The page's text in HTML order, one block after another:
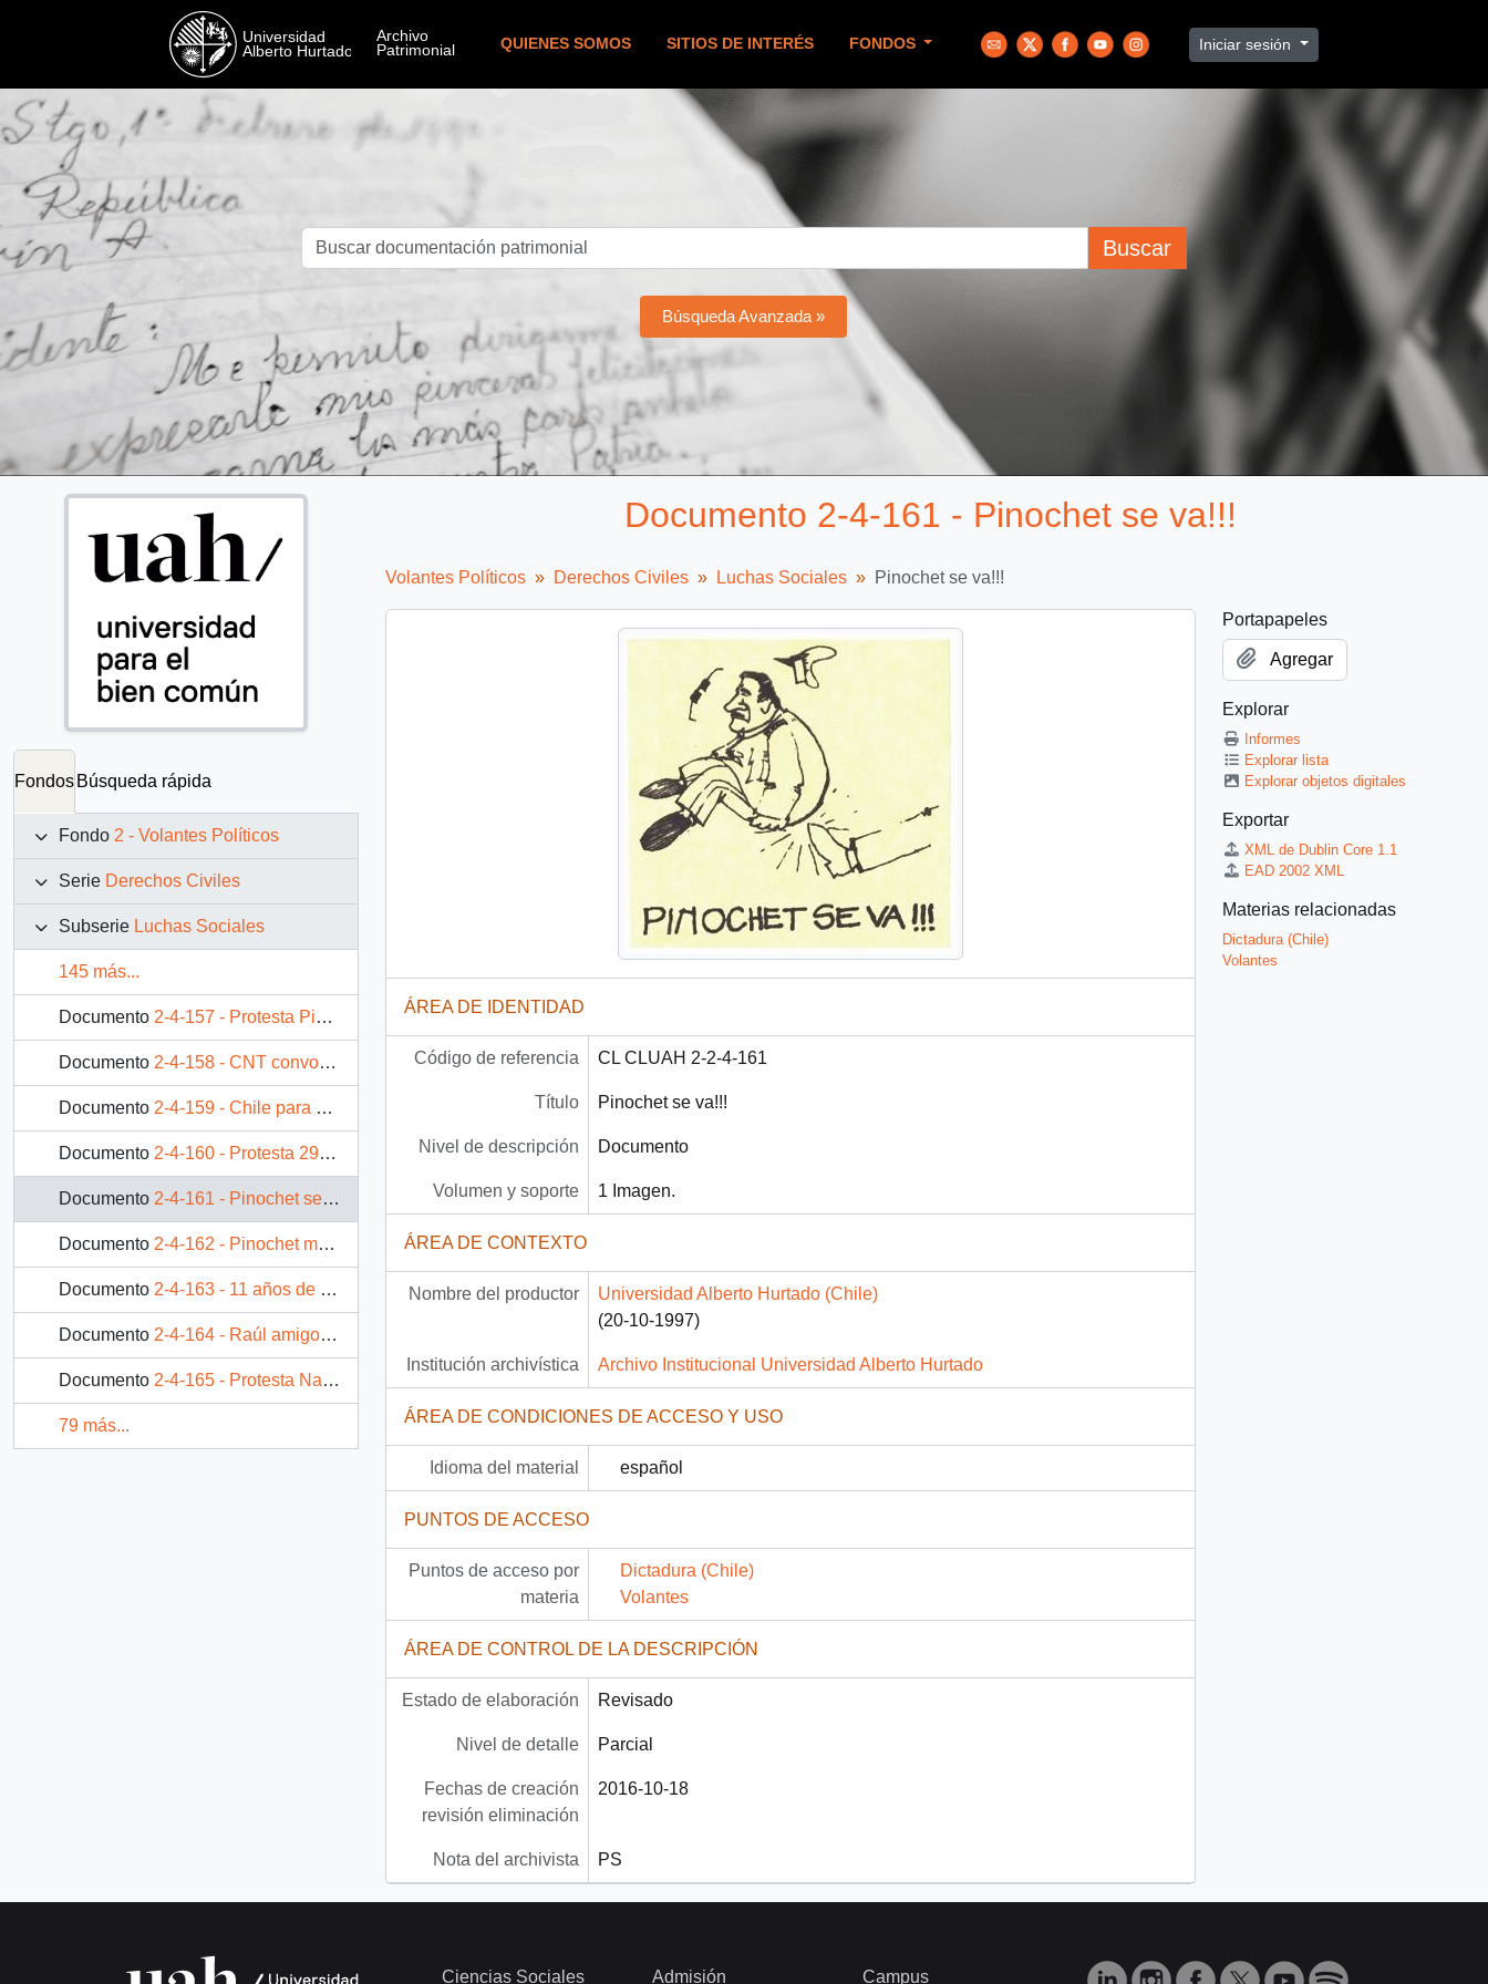
QUIENES SOMOS SITIOS DE INTERÉS FONDOS Iniciar sesión
Buscar
Búsqueda Avanzada »
Fondos Búsqueda rápida
Fondo 2 - Volantes Políticos
Serie Derechos Civiles
Subserie Luchas Sociales
145 más...
Documento 2-4-157 - Protesta Pinochet Vergüenza Nacional
Documento 2-4-158 - CNT convoca a todo Chile 25 de Marzo Jornada Nacional de Movilización
Documento 2-4-159 - Chile para por: Libertad -Justicia- Trabajo- Democracia
Documento 2-4-160 - Protesta 29 y 30 de Octubre en apoyo al paro.
Documento 2-4-161 - Pinochet se va!!!
Documento 2-4-162 - Pinochet mancho la historia
Documento 2-4-163 - 11 años de libertad ¡No al Marxismo!
Documento 2-4-164 - Raúl amigo... el pueblo esta contigo. Juntémonos a celebrar 100 años de su natalicio
Documento 2-4-165 - Protesta Nacional 11 de Mayo "Por la Democracia contra el hambre, la violencia y la corrupción" ¡¡Chile exige democracia ahora!!
79 más...
Documento 2-4-161 - Pinochet se va!!!
Volantes Políticos Derechos Civiles Luchas Sociales Pinochet se va!!!
ÁREA DE IDENTIDAD
Código de referencia CL CLUAH 2-2-4-161
Título Pinochet se va!!!
Nivel de descripción Documento
Volumen y soporte 1 Imagen.
ÁREA DE CONTEXTO
Nombre del productor
Universidad Alberto Hurtado (Chile)
(20-10-1997)
Institución archivística Archivo Institucional Universidad Alberto Hurtado
ÁREA DE CONDICIONES DE ACCESO Y USO
Idioma del material español
PUNTOS DE ACCESO
Puntos de acceso por
materia
Dictadura (Chile)
Volantes
ÁREA DE CONTROL DE LA DESCRIPCIÓN
Estado de elaboración Revisado
Nivel de detalle Parcial
Fechas de creación
revisión eliminación
2016-10-18
Nota del archivista PS
Portapapeles
Agregar
Explorar
Informes
Explorar lista
Explorar objetos digitales
Exportar
XML de Dublin Core 1.1
EAD 2002 XML
Materias relacionadas
Dictadura (Chile)
Volantes
Ciencias Sociales Admisión Campus